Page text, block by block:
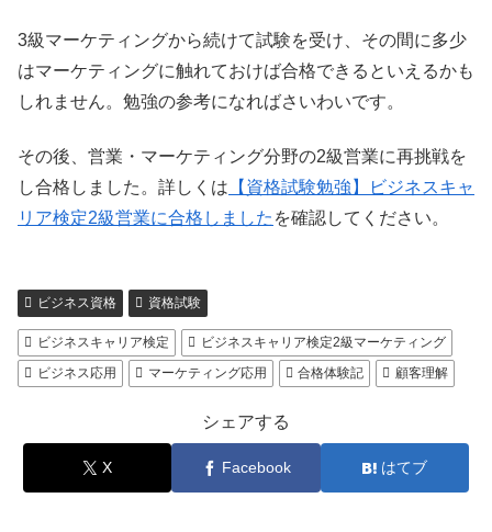
3級マーケティングから続けて試験を受け、その間に多少
はマーケティングに触れておけば合格できるといえるかも
しれません。勉強の参考になればさいわいです。
その後、営業・マーケティング分野の2級営業に再挑戦を
し合格しました。詳しくは 【資格試験勉強】ビジネスキャ
リア検定2級営業に合格しました を確認してください。
ビジネス資格 資格試験
ビジネスキャリア検定
ビジネスキャリア検定2級マーケティング
ビジネス応用
マーケティング応用 合格体験記 顧客理解
シェアする
X Facebook はてブ